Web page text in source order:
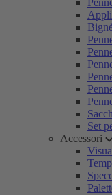
Set
Accessori